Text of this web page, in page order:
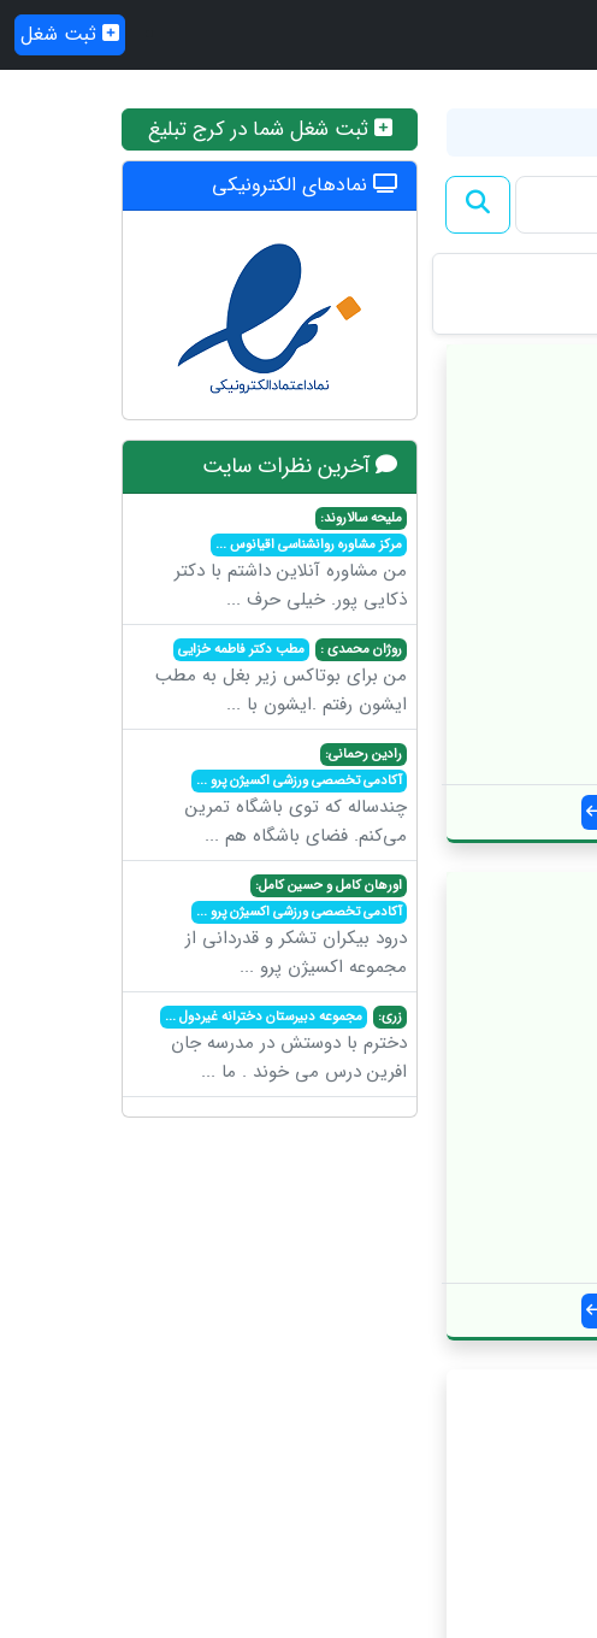
ثبت شغل
ثبت شغل شما در کرج تبلیغ
نمادهای الکترونیکی
آخرین نظرات سایت
ملیحه سالاروند:
مرکز مشاوره روانشناسی اقیانوس...
من مشاوره آنلاین داشتم با دکتر
ذکایی پور. خیلی حرف ...
روژان محمدی : مطب دکتر فاطمه خزایی
من برای بوتاکس زیر بغل به مطب
ایشون رفتم .ایشون با ...
رادین رحمانی:
آکادمی تخصصی ورزشی اکسیژن پرو...
چندساله که توی باشگاه تمرین
می‌کنم. فضای باشگاه هم ...
اورهان کامل و حسین کامل:
آکادمی تخصصی ورزشی اکسیژن پرو...
درود بیکران تشکر و قدردانی از
مجموعه اکسیژن پرو ...
زری: مجموعه دبیرستان دخترانه غیردول...
دخترم با دوستش در مدرسه جان
افرین درس می خوند . ما ...